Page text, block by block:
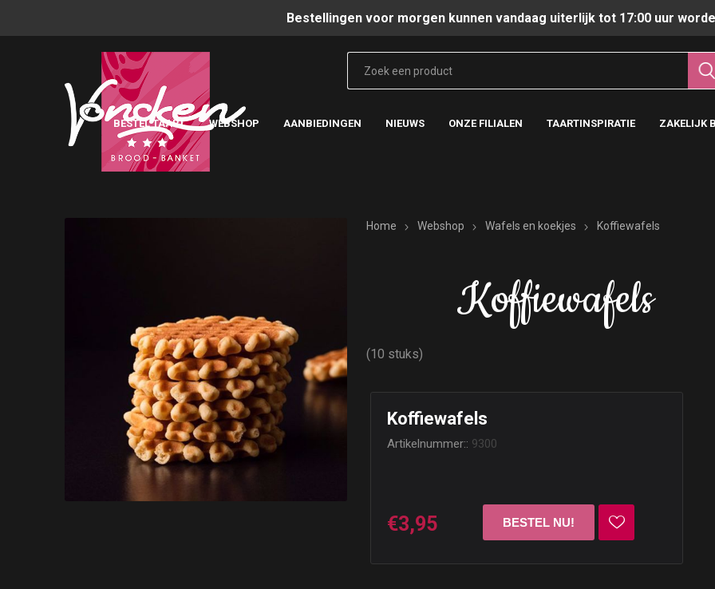
Bestellingen voor morgen kunnen vandaag uiterlijk tot 17:00 uur
BESTEL TAART WEBSHOP AANBIEDINGEN NIEUWS ONZE FILIALEN TAARTINSPIRATIE ZAKELIJK
Home Webshop Wafels en koekjes Koffiewafels
Koffiewafels
(10 stuks)
Koffiewafels
Artikelnummer:: 9300
€3,95